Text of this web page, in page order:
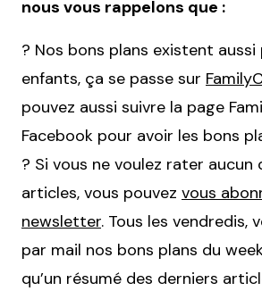
nous vous rappelons que :
? Nos bons plans existent aussi
enfants, ça se passe sur
pouvez aussi suivre la page
Facebook pour avoir les bons
? Si vous ne voulez rater aucun
articles, vous pouvez vous
newsletter. Tous les vendredis,
par mail nos bons plans du
qu’un résumé des derniers